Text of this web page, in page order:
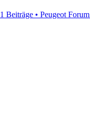
1 Beiträge • Peugeot Forum